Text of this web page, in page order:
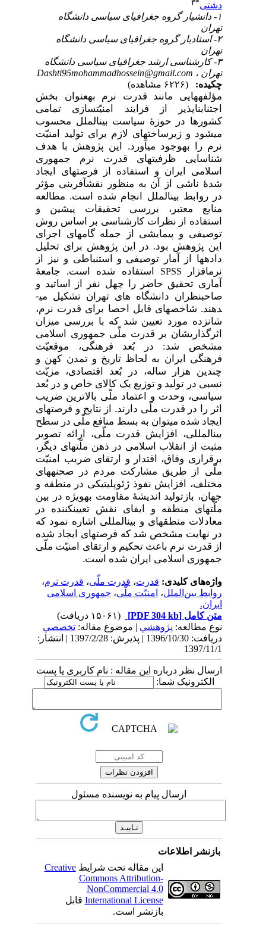
دشتی
۱- دانشیار گروه جغرافیای سیاسی دانشگاه
تهران
۲- استادیار گروه جغرافیای سیاسی دانشگاه
تهران
۳- کارشناسی ارشد جغرافیای سیاسی دانشگاه
تهران ، Dashti95mohammadhossein@gmail.com
چکیده:
مؤلفه­هایی مانند قدرت نرم به­عنوان بخش
اجتناب­ناپذیر از فرایند امنیّت­سازی تمامی
کشورها در حوزۀ سیاست بین­الملل محسوب
می­شود و زیرساخت­های لازم برای تولید امنیّت
نرم را به­­وجود می­آورد. این پژوهش با هدف
شناسایی ظرفیت­های قدرت نرم جمهوری
اسلامی ایران و استفاده از فرصت­های ایجاد
شدۀ ناشی از آن به­ منظور نقش­آفرینی مؤثر
در روابط بین­الملل انجام شده است. مطالعه
منابع معتبر، بررسی تحقیقات پیشین و
استفاده از نظرات کارشناسی بر اساس روش
توصیفی و پیمایشی از جمله گام­های اجرای
این پژوهش بود. در این پژوهش برای تحلیل
داده­ها از آمار توصیفی و استنباطی و نیز از
نرم­افزار
SPSSاستفاده شده است. جامعۀ
آماری تحقیق حاضر را چهل نفر از اساتید و
صاحب­نظران دانشگاه های تهران تشکیل می­
دهند. شاخص­های قابل احصا برای قدرت نرم،
شانزده مورد تعیین شد که با بررسی میزان
اثرگذاری­شان بر قدرت ملّی جمهوری اسلامی
مشخص شد: در بُعد فرهنگی، موقعیّت
فرهنگی ایران به لحاظ تاریخ و تمدن کهن و
چندین هزار ساله، در بُعد اقتصادی، مزیّت
نسبی در تولید و توزیع یک کالای خاص و در بُعد
سیاسی، وحدت و اعتماد ملّی بالاترین ضریب
اثر را در قدرت ملّی دارند. از نتایج و فرصت­های
ایجاد شده می­توان به بسط منافع ملّی در سطح
بین­المللی، افزایش قدرت ملّی، ارائه تصویر
مثبت از انقلاب اسلامی در ذهن ملّت­های دیگر،
برقراری وفاق، اقتدار و ارتقای ضریب امنیّت
ملّی از طریق مشارکت مردم در صحنه­های
مختلف، افزایش نفوذ ژئوپلیتیکی در منطقه و
جهان، بازتولید اندیشۀ مقاومت به­ویژه در بین
ملّت­های منطقه و ایفای نقش تعیین­کننده در
معادلات منطقه­ای و بین­المللی اشاره نمود که
در نهایت مشخص شد که فرصت­های ایجاد شده
از قدرت نرم باعث تحکیم و ارتقای امنیّت ملّی
جمهوری اسلامی ایران شده است.
واژه‌های کلیدی:قدرت،قدرت ملّی،قدرت نرم ،
روابط بین‌الملل،امنیّت ملّی،جمهوری اسلامی
ایران.
متن کامل[PDF 304 kb]
نوع مطالعه:پژوهشي| موضوع مقاله:تخصصي
دریافت: 1396/10/30 | پذیرش: 1397/2/28 | انتشار:
1397/11/1
ارسال نظر درباره این مقاله : نام کاربری یا پست
الکترونیک شما:
ارسال پیام به نویسنده مسئول
بازنشر اطلاعات
این مقاله تحت شرایطCreative
Commons Attribution-
NonCommercial 4.0
International Licenseقابل
بازنشر است.